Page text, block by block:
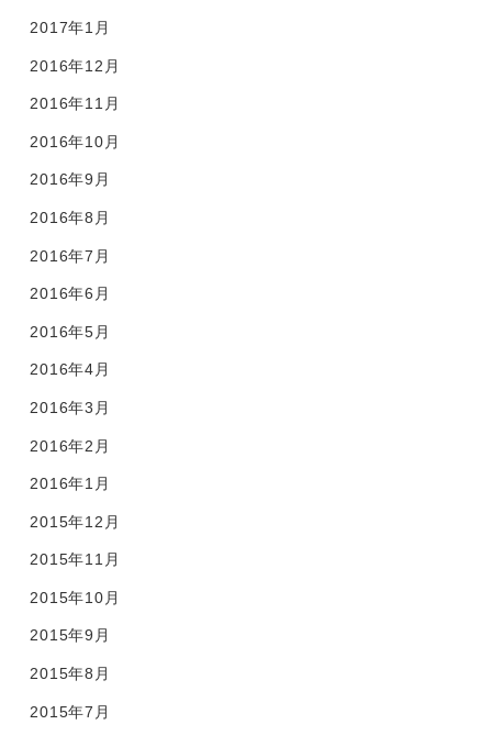
2017年1月
2016年12月
2016年11月
2016年10月
2016年9月
2016年8月
2016年7月
2016年6月
2016年5月
2016年4月
2016年3月
2016年2月
2016年1月
2015年12月
2015年11月
2015年10月
2015年9月
2015年8月
2015年7月